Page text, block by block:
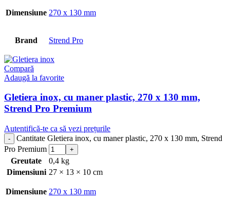
Dimensiune 270 x 130 mm
Brand Strend Pro
Compară
Adaugă la favorite
Gletiera inox, cu maner plastic, 270 x 130 mm,
Strend Pro Premium
Autentifică-te ca să vezi prețurile
Cantitate Gletiera inox, cu maner plastic, 270 x 130 mm, Strend
Pro Premium
Greutate
0,4 kg
Dimensiuni 27 × 13 × 10 cm
Dimensiune 270 x 130 mm